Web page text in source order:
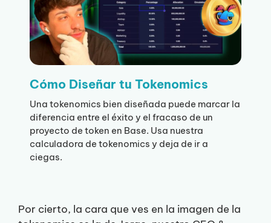
Cómo Diseñar tu Tokenomics
Una tokenomics bien diseñada puede marcar la
diferencia entre el éxito y el fracaso de un
proyecto de token en Base. Usa nuestra
calculadora de tokenomics y deja de ir a
ciegas.
Por cierto, la cara que ves en la imagen de la